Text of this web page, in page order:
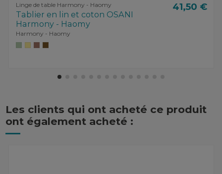
Linge de table Harmony - Haomy
Tablier en lin et coton OSANI
Harmony - Haomy
Harmony - Haomy
41,50 €
Les clients qui ont acheté ce produit
ont également acheté :